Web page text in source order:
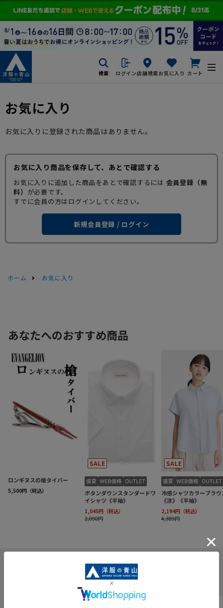
検索 ログイン店舗検索お気に入り カート
お気に入り
お気に入りに登録された商品はありません。
お気に入り商品を保存して、あとで確認する
お気に入りに追加した商品をあとで確認するには 会員登録（無
料） が必要です。
すでに会員の方はログインしてください。
新規会員登録 / ログイン
ホーム お気に入り
INFORMATION